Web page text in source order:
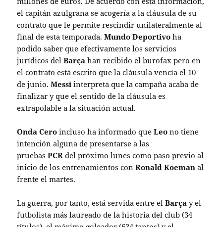
el capitán azulgrana se acogería a la cláusula de su
contrato que le permite rescindir unilateralmente al
final de esta temporada.Mundo Deportivoha
podido saber que efectivamente los servicios
jurídicos delBarçahan recibido el burofax pero en
el contrato está escrito que la cláusula vencía el 10
de junio.Messiinterpreta que la campaña acaba de
finalizar y que el sentido de la cláusula es
extrapolable a la situación actual.
Onda Cero incluso ha informado queLeono tiene
intención alguna de presentarse a las
pruebasPCRdel próximo lunes como paso previo al
inicio de los entrenamientos conRonald Koemanal
frente el martes.
La guerra, por tanto, está servida entre elBarçay el
futbolista más laureado de la historia del club (34